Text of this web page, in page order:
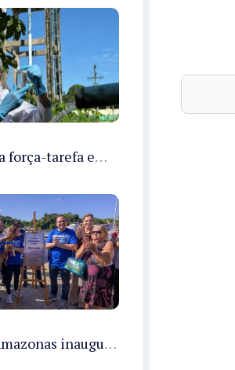
Cosama inicia força-tarefa em Anamã para fortalecer abastecimento de água e segurança hídrica da população
Governo do Amazonas inaugura primeiro Castramóvel Fluvial para atendimento veterinário às comunidades ribeirinhas e castração gratuita